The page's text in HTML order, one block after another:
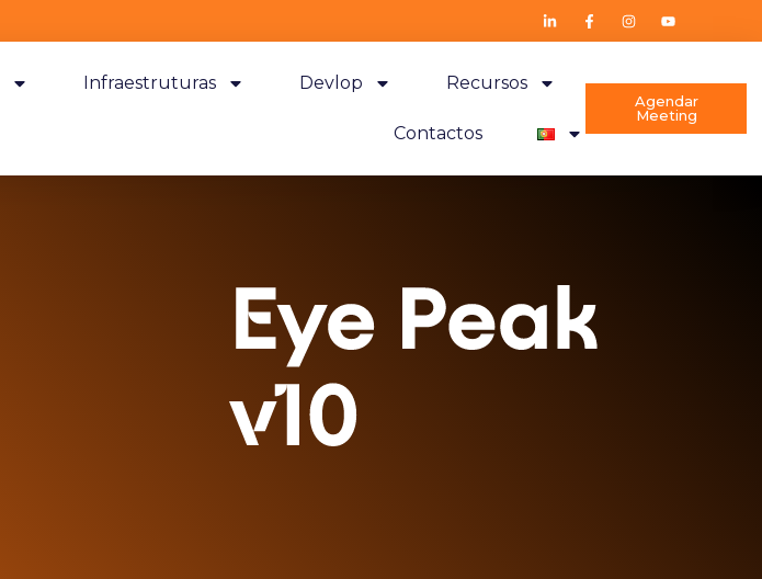
Infraestruturas Devlop Recursos
Contactos
Agendar
Meeting